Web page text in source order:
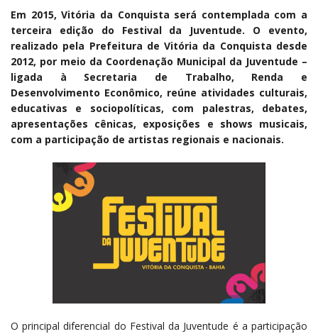
Em 2015, Vitória da Conquista será contemplada com a
terceira edição do Festival da Juventude. O evento,
realizado pela Prefeitura de Vitória da Conquista desde
2012, por meio da Coordenação Municipal da Juventude –
ligada à Secretaria de Trabalho, Renda e
Desenvolvimento Econômico, reúne atividades culturais,
educativas e sociopolíticas, com palestras, debates,
apresentações cênicas, exposições e shows musicais,
com a participação de artistas regionais e nacionais.
O principal diferencial do Festival da Juventude é a participação